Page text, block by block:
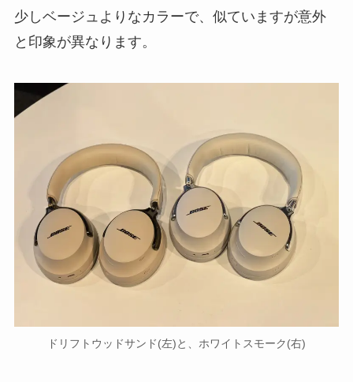
少しベージュよりなカラーで、似ていますが意外
と印象が異なります。
ドリフトウッドサンド(左)と、ホワイトスモーク(右)